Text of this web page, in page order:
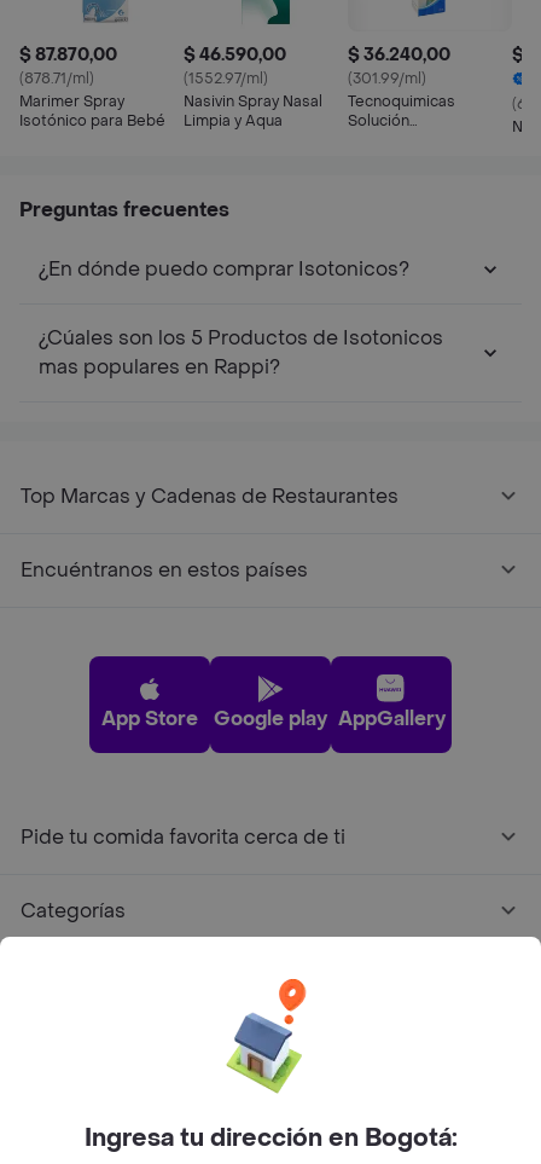
$ 87.870,00
(878.71/ml)
Marimer Spray
Isotónico para Bebé
$ 46.590,00
(1552.97/ml)
Nasivin Spray Nasal
Limpia y Aqua
$ 36.240,00
(301.99/ml)
Tecnoquimicas
Solución
$
Preguntas frecuentes
¿En dónde puedo comprar Isotonicos?
¿Cúales son los 5 Productos de Isotonicos
mas populares en Rappi?
Top Marcas y Cadenas de Restaurantes
Encuéntranos en estos países
App Store Google play AppGallery
Pide tu comida favorita cerca de ti
Categorías
Facebook
Twitter
Instagram
Ingresa tu dirección en Bogotá: